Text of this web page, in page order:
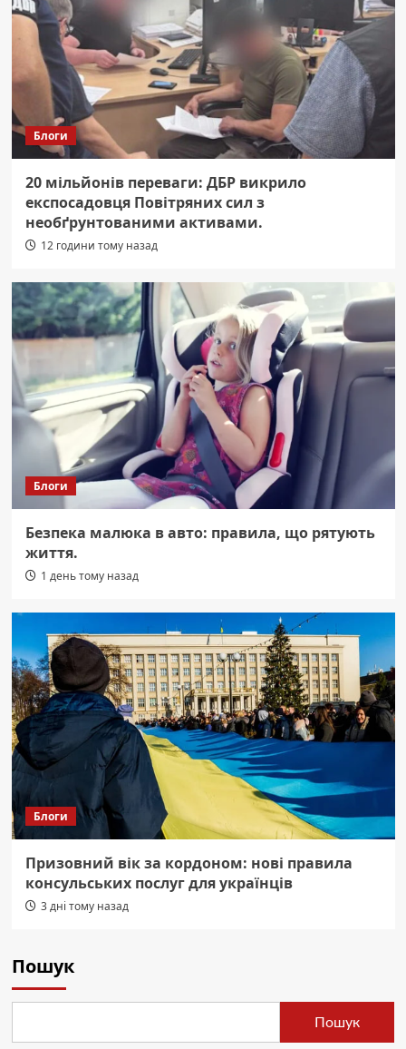
Блоги
20 мільйонів переваги: ДБР викрило
експосадовця Повітряних сил з
необґрунтованими активами.
12 години тому назад
Блоги
Безпека малюка в авто: правила, що рятують
життя.
1 день тому назад
Блоги
Призовний вік за кордоном: нові правила
консульських послуг для українців
3 дні тому назад
Пошук
Пошук